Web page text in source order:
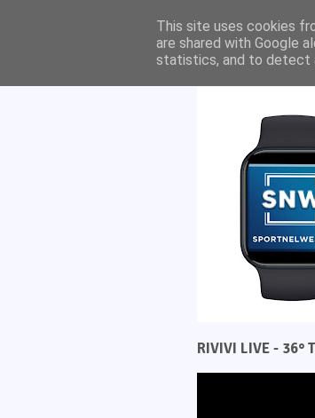
Home
RIVIVI LIVE -
This site uses cookies
are shared with Google
statistics, and to detect